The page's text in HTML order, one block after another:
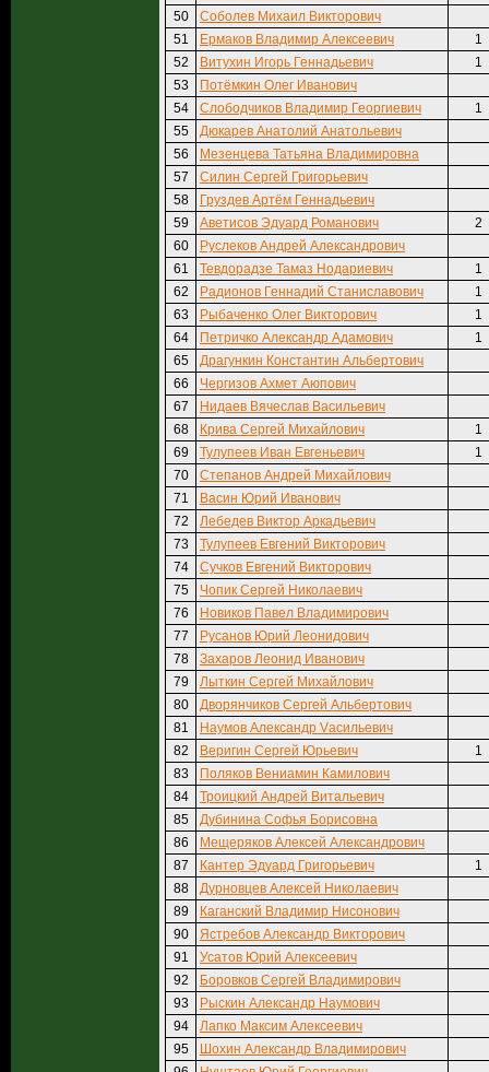
50
Соболев Михаил Викторович
51
Ермаков Владимир Алексеевич
1
52
Витухин Игорь Геннадьевич
1
53
Потёмкин Олег Иванович
54
Слободчиков Владимир Георгиевич
1
55
Дюкарев Анатолий Анатольевич
56
Мезенцева Татьяна Владимировна
57
Силин Сергей Григорьевич
58
Груздев Артём Геннадьевич
59
Аветисов Эдуард Романович
2
60
Руслеков Андрей Александрович
61
Тевдорадзе Тамаз Нодариевич
1
62
Радионов Геннадий Станиславович
1
63
Рыбаченко Олег Викторович
1
64
Петричко Александр Адамович
1
65
Драгункин Константин Альбертович
66
Чергизов Ахмет Аюпович
67
Нидаев Вячеслав Васильевич
68
Крива Сергей Михайлович
1
69
Тулупеев Иван Евгеньевич
1
70
Степанов Андрей Михайлович
71
Васин Юрий Иванович
72
Лебедев Виктор Аркадьевич
73
Тулупеев Евгений Викторович
74
Сучков Евгений Викторович
75
Чопик Сергей Николаевич
76
Новиков Павел Владимирович
77
Русанов Юрий Леонидович
78
Захаров Леонид Иванович
79
Лыткин Сергей Михайлович
80
Дворянчиков Сергей Альбертович
81
Наумов Александр Vасильевич
82
Веригин Сергей Юрьевич
1
83
Поляков Вениамин Камилович
84
Троицкий Андрей Витальевич
85
Дубинина Софья Борисовна
86
Мещеряков Алексей Александрович
87
Кантер Эдуард Григорьевич
1
88
Дурновцев Алексей Николаевич
89
Каганский Владимир Нисонович
90
Ястребов Александр Викторович
91
Усатов Юрий Алексеевич
92
Боровков Сергей Владимирович
93
Рыскин Александр Наумович
94
Лапко Максим Алексеевич
95
Шохин Александр Владимирович